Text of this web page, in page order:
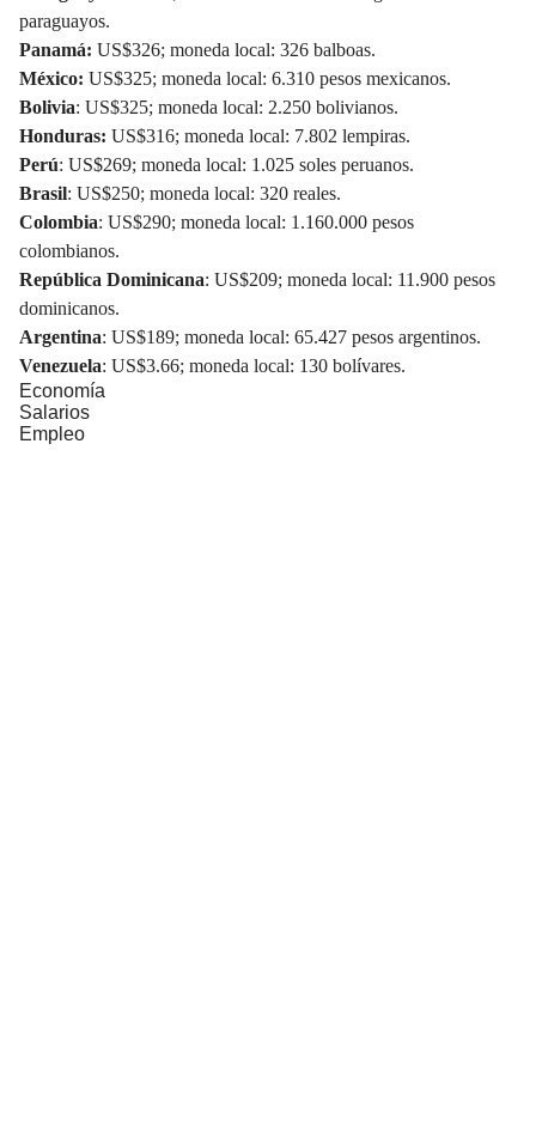
paraguayos.
Panamá: US$326; moneda local: 326 balboas.
México: US$325; moneda local: 6.310 pesos mexicanos.
Bolivia: US$325; moneda local: 2.250 bolivianos.
Honduras: US$316; moneda local: 7.802 lempiras.
Perú: US$269; moneda local: 1.025 soles peruanos.
Brasil: US$250; moneda local: 320 reales.
Colombia: US$290; moneda local: 1.160.000 pesos
colombianos.
República Dominicana: US$209; moneda local: 11.900 pesos
dominicanos.
Argentina: US$189; moneda local: 65.427 pesos argentinos.
Venezuela: US$3.66; moneda local: 130 bolívares.
Economía
Salarios
Empleo